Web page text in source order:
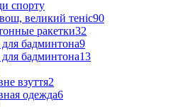
спорту
великий теніс90
ракетки32
бадминтона9
бадминтона13
взуття2
одежда6